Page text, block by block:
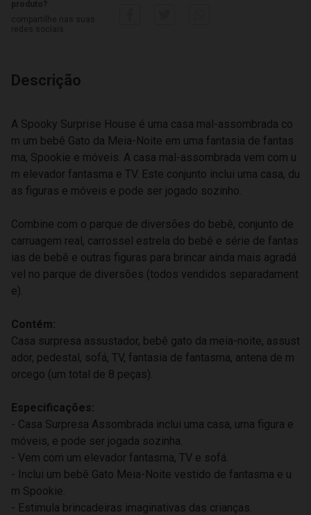
Descrição
A Spooky Surprise House é uma casa mal-assombrada co
m um bebê Gato da Meia-Noite em uma fantasia de fantas
ma, Spookie e móveis. A casa mal-assombrada vem com u
m elevador fantasma e TV. Este conjunto inclui uma casa, du
as figuras e móveis e pode ser jogado sozinho.
Combine com o parque de diversões do bebê, conjunto de
carruagem real, carrossel estrela do bebê e série de fantas
ias de bebê e outras figuras para brincar ainda mais agradá
vel no parque de diversões (todos vendidos separadament
e).
Contém:
Casa surpresa assustador, bebê gato da meia-noite, assust
ador, pedestal, sofá, TV, fantasia de fantasma, antena de m
orcego (um total de 8 peças).
Especificações:
- Casa Surpresa Assombrada inclui uma casa, uma figura e
móveis, e pode ser jogada sozinha.
- Vem com um elevador fantasma, TV e sofá.
- Inclui um bebê Gato Meia-Noite vestido de fantasma e u
m Spookie.
- Estimula brincadeiras imaginativas das crianças.